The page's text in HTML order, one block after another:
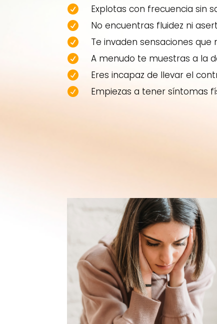
 Explotas con frecuencia sin
 No encuentras fluidez ni
 Te invaden sensaciones
 A menudo te muestras a la
 Eres incapaz de llevar el
 Empiezas a tener síntomas